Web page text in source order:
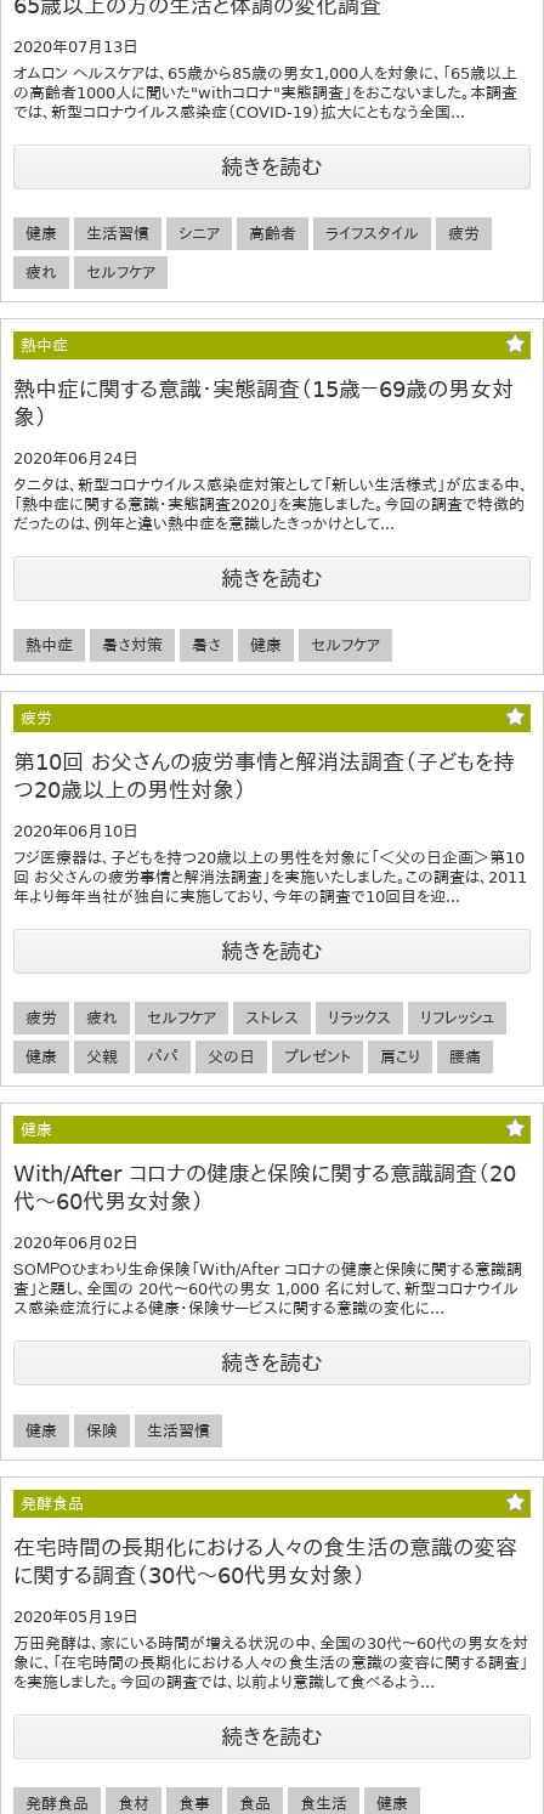
65歳以上の方の生活と体調の変化調査
2020年07月13日
オムロン ヘルスケアは、65歳から85歳の男女1,000人を対象に、「65歳以上
の高齢者1000人に聞いた"withコロナ"実態調査」をおこないました。本調査
では、新型コロナウイルス感染症（COVID-19）拡大にともなう全国...
続きを読む
健康 生活習慣 シニア 高齢者 ライフスタイル 疲労
疲れ セルフケア
熱中症
熱中症に関する意識・実態調査（15歳－69歳の男女対
象）
2020年06月24日
タニタは、新型コロナウイルス感染症対策として「新しい生活様式」が広まる中、
「熱中症に関する意識・実態調査2020」を実施しました。今回の調査で特徴的
だったのは、例年と違い熱中症を意識したきっかけとして...
続きを読む
熱中症 暑さ対策 暑さ 健康 セルフケア
疲労
第10回 お父さんの疲労事情と解消法調査（子どもを持
つ20歳以上の男性対象）
2020年06月10日
フジ医療器は、子どもを持つ20歳以上の男性を対象に「＜父の日企画＞第10
回 お父さんの疲労事情と解消法調査」を実施いたしました。この調査は、2011
年より毎年当社が独自に実施しており、今年の調査で10回目を迎...
続きを読む
疲労 疲れ セルフケア ストレス リラックス リフレッシュ
健康 父親 パパ 父の日 プレゼント 肩こり 腰痛
健康
With/After コロナの健康と保険に関する意識調査（20
代～60代男女対象）
2020年06月02日
ＳＯＭＰＯひまわり生命保険「With/After コロナの健康と保険に関する意識調
査」と題し、全国の 20代～60代の男女 1,000 名に対して、新型コロナウイル
ス感染症流行による健康・保険サービスに関する意識の変化に...
続きを読む
健康 保険 生活習慣
発酵食品
在宅時間の長期化における人々の食生活の意識の変容
に関する調査（30代～60代男女対象）
2020年05月19日
万田発酵は、家にいる時間が増える状況の中、全国の30代～60代の男女を対
象に、「在宅時間の長期化における人々の食生活の意識の変容に関する調査」
を実施しました。今回の調査では、以前より意識して食べるよう...
続きを読む
発酵食品 食材 食事 食品 食生活 健康